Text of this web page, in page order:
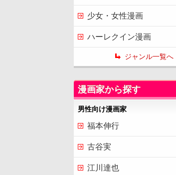
少女・女性漫画
ハーレクイン漫画
ジャンル一覧へ
漫画家から探す
男性向け漫画家
福本伸行
古谷実
江川達也